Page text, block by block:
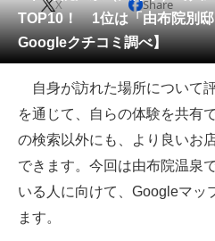
メディア
注目記事を集めた総合ページ
ITの今と未来を見通す
スマホと通信の最新トレンド
進化するPCとデバイスの未来
好きが集まる 比べて選べる
TOP10！ 1位は「由布院別
Googleクチコミ調べ】
X Share
自身が訪れた場所について
を通じて、自らの体験を共有
の検索以外にも、より良いお
できます。今回は由布院温泉
いる人に向けて、Googleマッ
ます。